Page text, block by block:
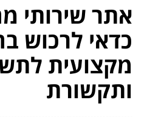
אתר שירותי
כדאי לרכוש
מקצועית
ותקשורת